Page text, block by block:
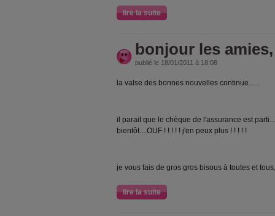
lire la suite
bonjour les
publié le 18/01/2011 à 18:08
la valse des bonnes nouvelles continue......
il parait que le chèque de l'assurance est
bientôt....OUF ! ! ! ! ! j'en peux plus ! ! ! ! !
je vous fais de gros gros bisous à toutes et
lire la suite